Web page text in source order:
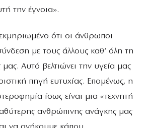
την έγνοια».
ότι οι άνθρωποι
με τους άλλους καθ’ όλη τη
Αυτό βελτιώνει την υγεία μας
πηγή ευτυχίας. Επομένως, η
ίσως είναι μια «τεχνητή
ανθρώπινης ανάγκης μας